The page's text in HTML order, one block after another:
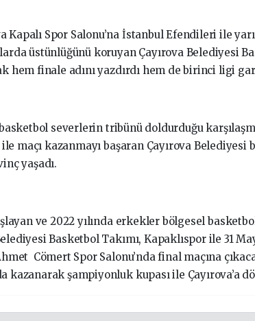
Kapalı Spor Salonu’na İstanbul Efendileri ile
üstünlüğünü koruyan Çayırova Belediyesi
hem finale adını yazdırdı hem de birinci ligi
severlerin tribünü doldurduğu
maçı kazanmayı başaran Çayırova Belediyesi
yaşadı.
ve 2022 yılında erkekler bölgesel
Basketbol Takımı, Kapaklıspor ile 31
Cömert Spor Salonu’nda final maçına
kazanarak şampiyonluk kupası ile Çayırova’a